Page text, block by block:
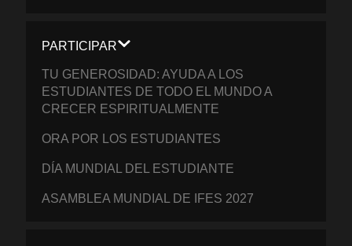
PARTICIPAR
TU GENEROSIDAD: AYUDA A LOS
ESTUDIANTES DE TODO EL MUNDO A
CRECER ESPIRITUALMENTE
ORA POR LOS ESTUDIANTES
DÍA MUNDIAL DEL ESTUDIANTE
ASAMBLEA MUNDIAL DE IFES 2027